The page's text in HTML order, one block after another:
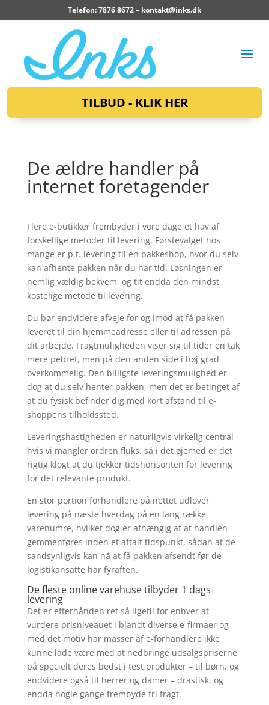
Telefon: 7876 8672 – kontakt@inks.dk
TILBUD - KLIK HER
De ældre handler på
internet foretagender
Flere e-butikker frembyder i vore dage et hav af
forskellige metoder til levering. Førstevalget hos
mange er p.t. levering til en pakkeshop, hvor du selv
kan afhente pakken når du har tid. Løsningen er
nemlig vældig bekvem, og tit endda den mindst
kostelige metode til levering.
Du bør endvidere afveje for og imod at få pakken
leveret til din hjemmeadresse eller til adressen på
dit arbejde. Fragtmuligheden viser sig til tider en tak
mere pebret, men på den anden side i høj grad
overkommelig. Den billigste leveringsmulighed er
dog at du selv henter pakken, men det er betinget af
at du fysisk befinder dig med kort afstand til e-
shoppens tilholdssted.
Leveringshastigheden er naturligvis virkelig central
hvis vi mangler ordren fluks, så i det øjemed er det
rigtig klogt at du tjekker tidshorisonten for levering
for det relevante produkt.
En stor portion forhandlere på nettet udlover
levering på næste hverdag på en lang række
varenumre, hvilket dog er afhængig af at handlen
gemmenføres inden et aftalt tidspunkt, sådan at de
sandsynligvis kan nå at få pakken afsendt før de
logistikansatte har fyraften.
De fleste online varehuse tilbyder 1 dags
levering
Det er efterhånden ret så ligetil for enhver at
vurdere prisniveauet i blandt diverse e-firmaer og
med det motiv har masser af e-forhandlere ikke
kunne lade være med at nedbringe udsalgspriserne
på specielt deres bedst i test produkter – til børn, og
endvidere også til herrer og damer – drastisk, og
endda nogle gange frembyde fri fragt.